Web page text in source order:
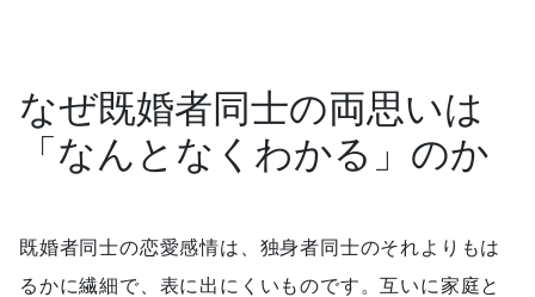
なぜ既婚者同士の両思いは
「なんとなくわかる」のか
既婚者同士の恋愛感情は、独身者同士のそれよりもは
るかに繊細で、表に出にくいものです。互いに家庭と